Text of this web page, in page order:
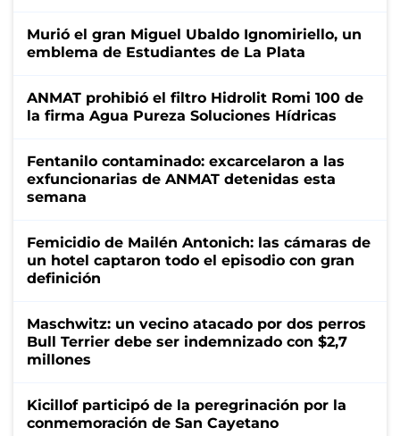
Murió el gran Miguel Ubaldo Ignomiriello, un
emblema de Estudiantes de La Plata
ANMAT prohibió el filtro Hidrolit Romi 100 de
la firma Agua Pureza Soluciones Hídricas
Fentanilo contaminado: excarcelaron a las
exfuncionarias de ANMAT detenidas esta
semana
Femicidio de Mailén Antonich: las cámaras de
un hotel captaron todo el episodio con gran
definición
Maschwitz: un vecino atacado por dos perros
Bull Terrier debe ser indemnizado con $2,7
millones
Kicillof participó de la peregrinación por la
conmemoración de San Cayetano